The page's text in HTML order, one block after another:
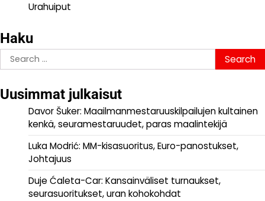
Urahuiput
Haku
Search
for:
Uusimmat julkaisut
Davor Šuker: Maailmanmestaruuskilpailujen kultainen
kenkä, seuramestaruudet, paras maalintekijä
Luka Modrić: MM-kisasuoritus, Euro-panostukset,
Johtajuus
Duje Ćaleta-Car: Kansainväliset turnaukset,
seurasuoritukset, uran kohokohdat